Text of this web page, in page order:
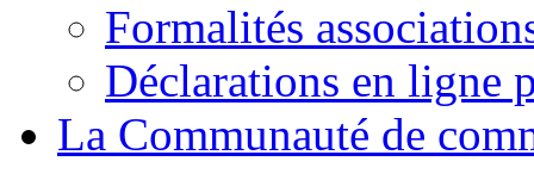
Formalités
Déclarations en ligne
La Communauté de